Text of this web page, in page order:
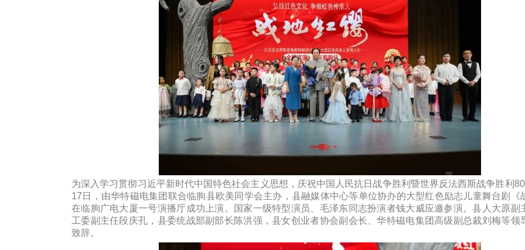
为深入学习贯彻习近平新时代中国特色社会主义思想，庆祝中国人民抗日战争胜利暨世界反法西斯战争胜利
17日，由华特磁电集团联合临朐县欧美同学会主办，县融媒体中心等单位协办的大型红色励志儿童舞台剧《
在临朐广电大厦一号演播厅成功上演。国家一级特型演员、毛泽东同志扮演者钱大威应邀参演。县人大原副
工委副主任段庆孔，县委统战部副部长陈洪强，县女创业者协会副会长、华特磁电集团高级副总裁刘梅等领
致辞。